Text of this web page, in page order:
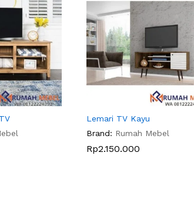
Lemari TV Kayu
Brand: Rumah Mebel
Rp2.150.000